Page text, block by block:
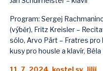
Program: Sergej
(výběr), Fritz Kreisler –
sólo, Arvo Pärt – Fratres pro
kusy pro housle a klavír,
11. 7. 2024, kostel sv. Jiljí